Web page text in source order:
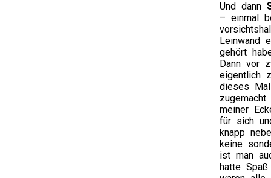
Und dann
– einmal
Leinwand
gehört
Dann vor
eigentlich
dieses
meiner
für sich
knapp
keine
ist man
hatte